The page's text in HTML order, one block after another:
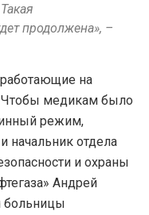
продолжена», –
на
Чтобы медикам было
режим,
начальник отдела
и охраны
Андрей
больницы